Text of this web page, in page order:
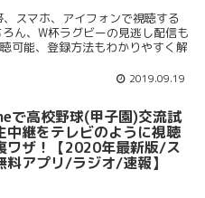
スマホ、アイフォンで視聴する
ん、W杯ラグビーの見逃し配信も
可能、登録方法もわかりやすく解
2019.09.19
で高校野球(甲子園)交流試
中継をテレビのように視聴
ワザ！【2020年最新版/ス
料アプリ/ラジオ/速報】